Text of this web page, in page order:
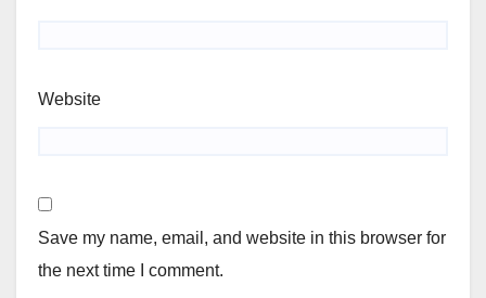
Website
Save my name, email, and website in this browser for
the next time I comment.